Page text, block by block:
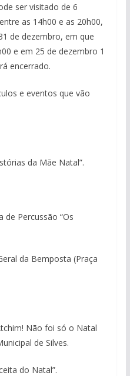
ser visitado de 6
as 14h00 e as 20h00,
de dezembro, em que
e em 25 de dezembro 1
encerrado.
e eventos que vão
da Mãe Natal”.
de Percussão “Os
da Bemposta (Praça
Não foi só o Natal
de Silves.
do Natal”.